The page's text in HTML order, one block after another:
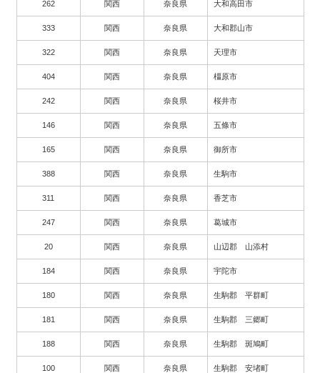
262 関西 奈良県 大和高田市
333 関西 奈良県 大和郡山市
322 関西 奈良県 天理市
404 関西 奈良県 橿原市
242 関西 奈良県 桜井市
146 関西 奈良県 五條市
165 関西 奈良県 御所市
388 関西 奈良県 生駒市
311 関西 奈良県 香芝市
247 関西 奈良県 葛城市
20 関西 奈良県 山辺郡 山添村
184 関西 奈良県 宇陀市
180 関西 奈良県 生駒郡 平群町
181 関西 奈良県 生駒郡 三郷町
188 関西 奈良県 生駒郡 斑鳩町
100 関西 奈良県 生駒郡 安堵町